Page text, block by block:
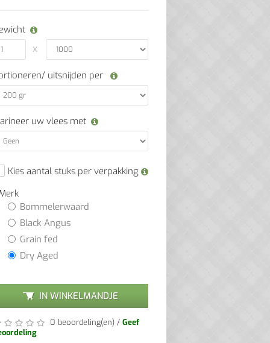
uitsnijden per
uw vlees met
Kies aantal stuks per verpakking
Merk
Bommelerwaard
Black Angus
Grain fed
Dry Aged
IN WINKELMANDJE
0 beoordeling(en) /Geef